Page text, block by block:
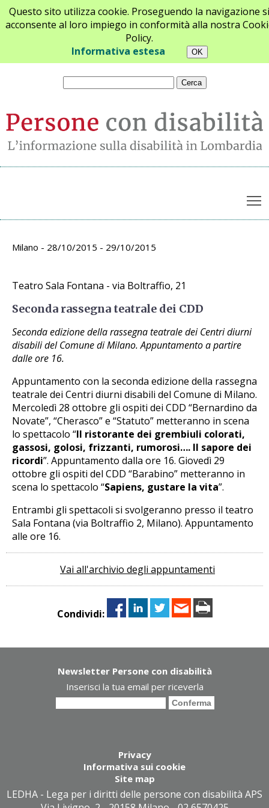
Questo sito utilizza cookie. Proseguendo la navigazione si
acconsente al loro impiego in conformità alla nostra
Policy.
Informativa estesa
Chi siamo Newsletter Contatti
Archivio appuntamenti
Milano - 28/10/2015 - 29/10/2015
Teatro Sala Fontana - via Boltraffio, 21
Seconda rassegna teatrale dei CDD
Seconda edizione della rassegna teatrale dei Centri diurni
disabili del Comune di Milano. Appuntamento a partire
dalle ore 16.
Appuntamento con la seconda edizione della rassegna
teatrale dei Centri diurni disabili del Comune di Milano.
Mercoledì 28 ottobre gli ospiti dei CDD “Bernardino da
Novate”, “Cherasco” e “Statuto” metteranno in scena
lo spettacolo “Il ristorante dei grembiuli colorati,
gassosi, golosi, frizzanti, rumorosi…. Il sapore dei
ricordi”. Appuntamento dalla ore 16. Giovedì 29
ottobre gli ospiti del CDD “Barabino” metteranno in
scena lo spettacolo “Sapiens, gustare la vita”.
Entrambi gli spettacoli si svolgeranno presso il teatro
Sala Fontana (via Boltraffio 2, Milano). Appuntamento
alle ore 16.
Vai all'archivio degli appuntamenti
Condividi:
Newsletter Persone con disabilità
Inserisci la tua email per riceverla
Privacy
Informativa sui cookie
Site map
LEDHA - Lega per i diritti delle persone con disabilità APS